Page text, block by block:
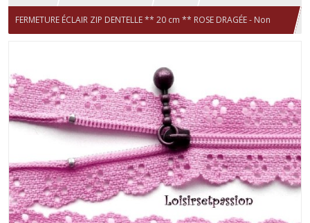
FERMETURE ÉCLAIR ZIP DENTELLE ** 20 cm ** ROSE DRAGÉE - Non